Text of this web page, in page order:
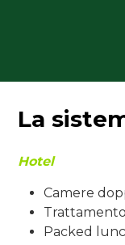
La
Hotel
Camere
Packed